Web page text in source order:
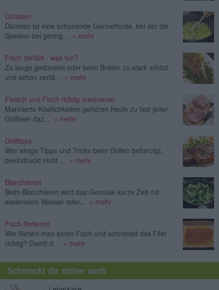
Dünsten
Dünsten ist eine schonende Garmethode, bei der die
Speisen bei gering... » mehr
Fisch zerfällt - was tun?
Zu lange gedünstet oder beim Braten zu stark erhitzt
und schon zerfä... » mehr
Fleisch und Fisch richtig marinieren
Marinierte Köstlichkeiten gehören heute zu fast jeder
Grillfeier daz... » mehr
Grilltipps
Wer einige Tipps und Tricks beim Grillen beherzigt,
beeindruckt nicht ... » mehr
Blanchieren
Beim Blanchieren wird das Gemüse kurze Zeit mit
siedendem Wasser oder... » mehr
Fisch filetieren
Wie filetiert man einen Fisch und schneidet das Filet
richtig? Damit d... » mehr
Schmeckt dir sicher auch